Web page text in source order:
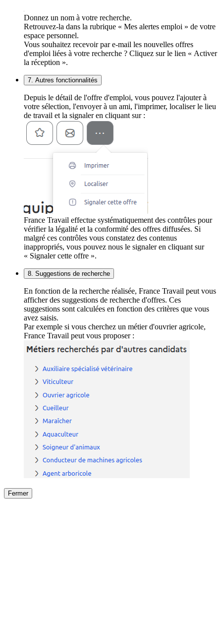
Donnez un nom à votre recherche.
Retrouvez-la dans la rubrique « Mes alertes emploi » de votre
espace personnel.
Vous souhaitez recevoir par e-mail les nouvelles offres
d'emploi liées à votre recherche ? Cliquez sur le lien « Activer
la réception ».
7. Autres fonctionnalités
Depuis le détail de l'offre d'emploi, vous pouvez l'ajouter à
votre sélection, l'envoyer à un ami, l'imprimer, localiser le lieu
de travail et la signaler en cliquant sur :
France Travail effectue systématiquement des contrôles pour
vérifier la légalité et la conformité des offres diffusées. Si
malgré ces contrôles vous constatez des contenus
inappropriés, vous pouvez nous le signaler en cliquant sur
« Signaler cette offre ».
8. Suggestions de recherche
En fonction de la recherche réalisée, France Travail peut vous
afficher des suggestions de recherche d'offres. Ces
suggestions sont calculées en fonction des critères que vous
avez saisis.
Par exemple si vous cherchez un métier d'ouvrier agricole,
France Travail peut vous proposer :
Fermer